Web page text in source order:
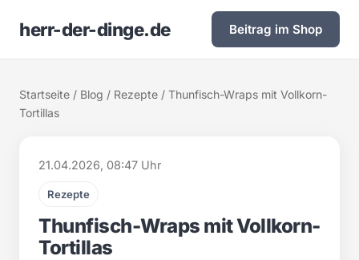
herr-der-dinge.de Beitrag im Shop
Startseite / Blog / Rezepte / Thunfisch-Wraps mit Vollkorn-
Tortillas
21.04.2026, 08:47 Uhr
Rezepte
Thunfisch-Wraps mit Vollkorn-
Tortillas